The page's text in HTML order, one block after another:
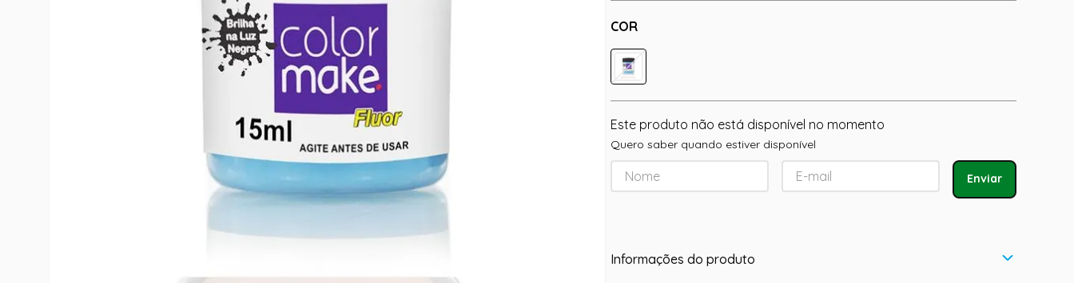
COR
Este produto não está disponível no momento
Quero saber quando estiver disponível
Enviar
Informações do produto